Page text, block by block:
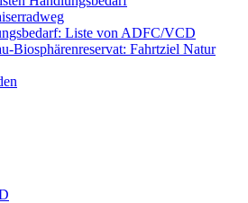
Liste von ADFC/VCD
Biosphärenreservat: Fahrtziel Natur